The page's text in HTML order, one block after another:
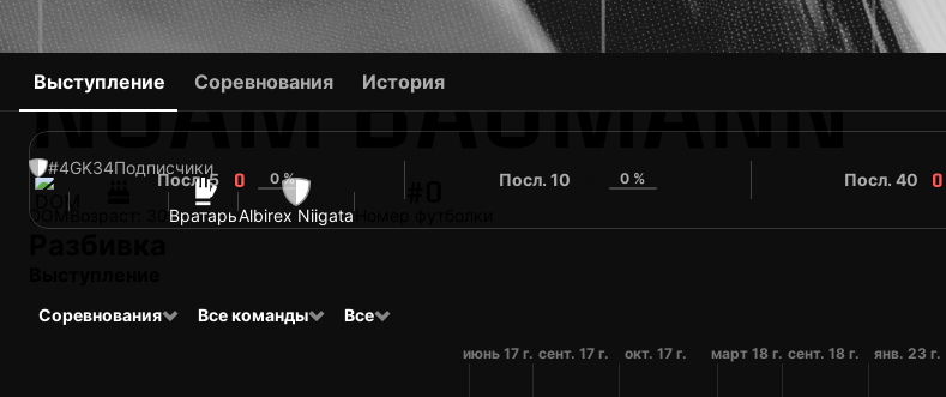
NOAM BAUMANN
#4GK34Подписчики
DOM ВратарьAlbirex Niigata
#0
Выступление Соревнования История
Посл. 5 0 0 % Посл. 10 0 % Посл. 40 0
Соревнования Все команды Все
июнь 17 г. сент. 17 г. окт. 17 г. март 18 г. сент. 18 г. янв. 23 г.